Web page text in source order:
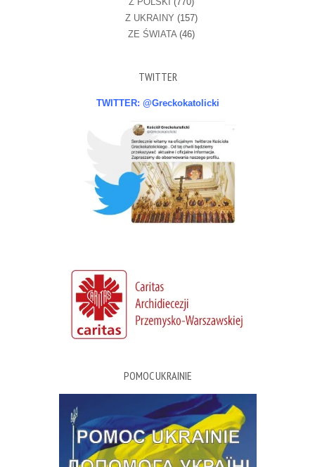
Z UKRAINY (157)
ZE ŚWIATA(46)
TWITTER
TWITTER: @Greckokatolicki
POMOC UKRAINIE